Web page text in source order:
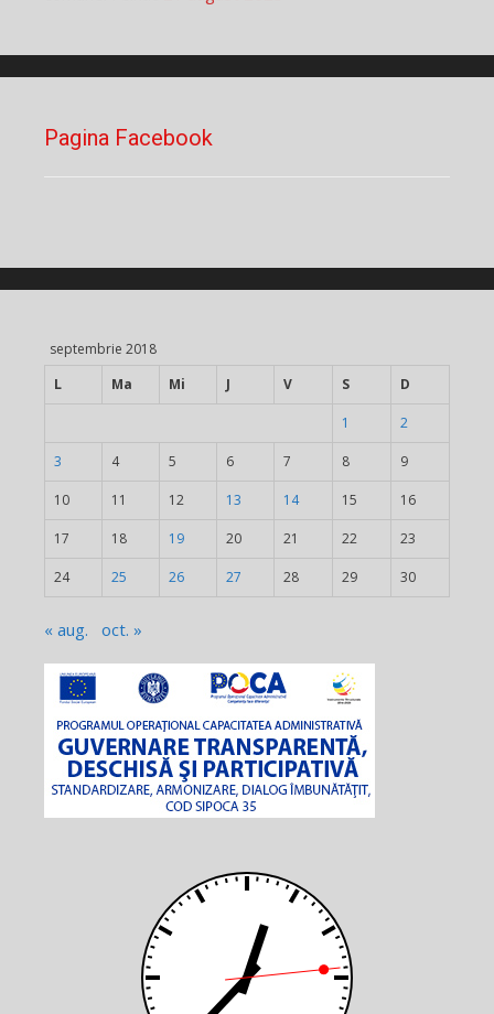
Pagina Facebook
septembrie 2018
L
Ma Mi J V S D
1 2
3 4 5 6 7 8 9
10 11 12 13 14 15 16
17 18 19 20 21 22 23
24 25 26 27 28 29 30
« aug. oct. »